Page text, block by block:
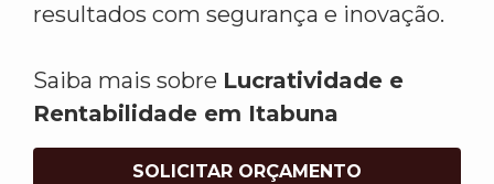
resultados com segurança e inovação.
Saiba mais sobre Lucratividade e
Rentabilidade em Itabuna
SOLICITAR ORÇAMENTO